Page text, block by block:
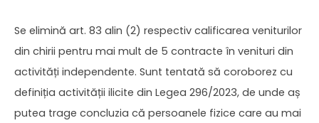
Se elimină art. 83 alin (2) respectiv calificarea veniturilor
din chirii pentru mai mult de 5 contracte în venituri din
activități independente. Sunt tentată să coroborez cu
definiția activității ilicite din Legea 296/2023, de unde aș
putea trage concluzia că persoanele fizice care au mai